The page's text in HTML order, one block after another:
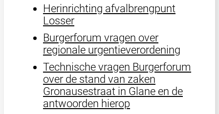
Herinrichting afvalbrengpunt
Losser
Burgerforum vragen over
regionale urgentieverordening
Technische vragen Burgerforum
over de stand van zaken
Gronausestraat in Glane en de
antwoorden hierop